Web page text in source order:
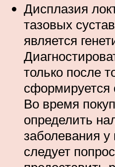
Дисплазия
тазовых
является
только после
сформируется
Во время
определить
заболевания
следует